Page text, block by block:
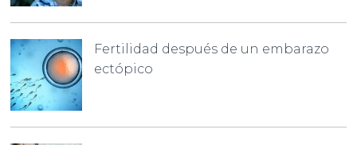
Fertilidad después de un embarazo
ectópico